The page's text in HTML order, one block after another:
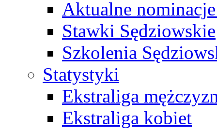
Aktualne
Stawki Sędziowskie
Szkolenia
Statystyki
Ekstraliga
Ekstraliga kobiet